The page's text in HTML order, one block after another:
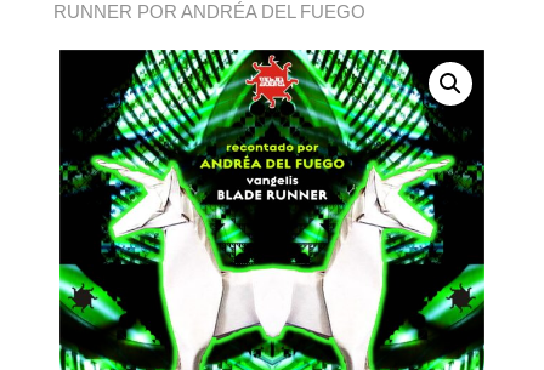
RUNNER POR ANDRÉA DEL FUEGO